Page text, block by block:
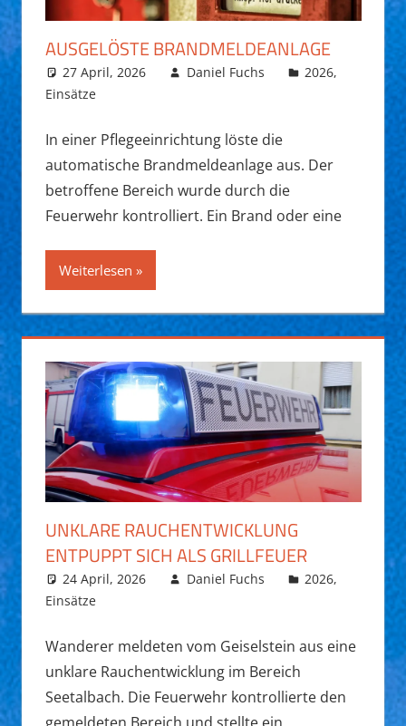
AUSGELÖSTE BRANDMELDEANLAGE
27 April, 2026 Daniel Fuchs 2026,
Einsätze
In einer Pflegeeinrichtung löste die
automatische Brandmeldeanlage aus. Der
betroffene Bereich wurde durch die
Feuerwehr kontrolliert. Ein Brand oder eine
Weiterlesen
UNKLARE RAUCHENTWICKLUNG
ENTPUPPT SICH ALS GRILLFEUER
24 April, 2026 Daniel Fuchs 2026,
Einsätze
Wanderer meldeten vom Geiselstein aus eine
unklare Rauchentwicklung im Bereich
Seetalbach. Die Feuerwehr kontrollierte den